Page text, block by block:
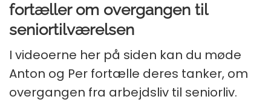
fortæller om overgangen til
seniortilværelsen
I videoerne her på siden kan du møde
Anton og Per fortælle deres tanker, om
overgangen fra arbejdsliv til seniorliv.